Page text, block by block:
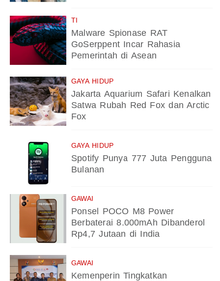
TI
Malware Spionase RAT
GoSerppent Incar Rahasia
Pemerintah di Asean
GAYA HIDUP
Jakarta Aquarium Safari Kenalkan
Satwa Rubah Red Fox dan Arctic
Fox
GAYA HIDUP
Spotify Punya 777 Juta Pengguna
Bulanan
GAWAI
Ponsel POCO M8 Power
Berbaterai 8.000mAh Dibanderol
Rp4,7 Jutaan di India
GAWAI
Kemenperin Tingkatkan